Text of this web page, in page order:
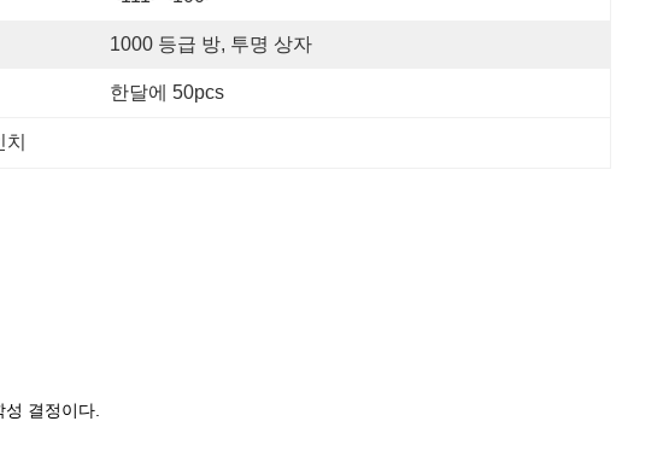
1000 등급 방, 투명 상자
한달에 50pcs
결정이다.